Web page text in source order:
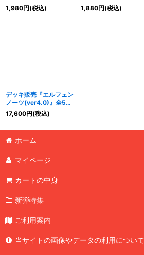
《その他》
1,980円(税込)
COLLECTION)【-】{-}
《その他》
1,880円(税込)
デッキ販売『エルフェン
ノーツ(ver4.0)』全55
枚【-】{-}《デッキ販
売》
17,600円(税込)
ホーム
マイページ
カートの中身
新弾特集
ご利用案内
当サイトの画像やデータの利用について